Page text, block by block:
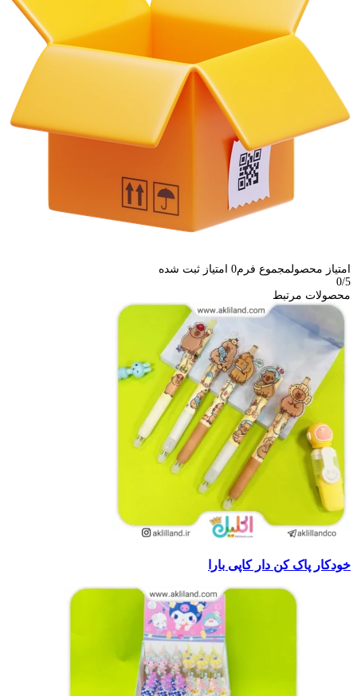
امتیاز محصولمجموع فرم0 امتیاز ثبت شده
0/5
محصولات مرتبط
خودکار پاک کن دار کاپی بارا